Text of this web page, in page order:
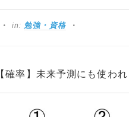
in: 勉強・資格
【確率】未来予測にも使わ